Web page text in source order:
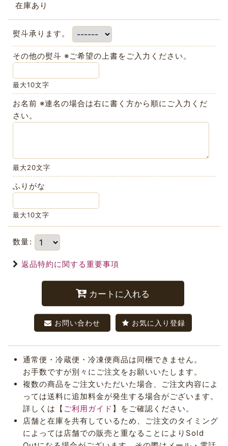
在庫あり
熨斗承ります。
その他の熨斗 ※ご希望の上書をご入力ください。
最大10文字
お名前 ※連名の場合は右に書く方から順にご入力くだ
さい。
最大20文字
ふりがな
最大10文字
数量:
返品特約に関する重要事項
カートに入れる
お問い合わせ お気に入り登録
通常便・冷蔵便・冷凍便商品は同梱できません。
お手数ですが別々にご注文をお願いいたします。
複数の商品をご注文いただいた場合、ご注文内容によ
っては送料に追加料金が発生する場合がございます。
詳しくは【 ご利用ガイド 】をご確認ください。
店舗と在庫を共有しているため、ご注文のタイミング
によっては店舗での販売と重なることによりSold